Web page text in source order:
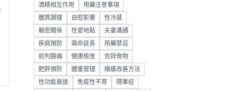
酒精相互作用 用藥注意事項
體質調理 自慰影響 性冷感
親密關係 性愛地點 夫妻溝通
疾病預防 壽命延長 用藥禁忌
前列腺痛 健康檢查 含鋅食物
肥胖預防 體重管理 陽痿改善方法
性功能衰退 免疫性不育 隱睾症